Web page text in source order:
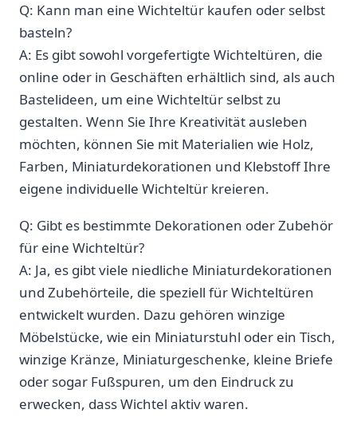
Q: ⁢Kann ⁣man eine Wichteltür kaufen oder⁢ selbst
basteln?
A: Es gibt sowohl ⁤vorgefertigte ⁣Wichteltüren, ⁢die
online oder⁤ in ⁣Geschäften erhältlich sind,⁣ als auch
Bastelideen, um‌ eine‍ Wichteltür selbst zu
gestalten. ‍Wenn Sie Ihre Kreativität ​ausleben
möchten, können ⁤Sie mit Materialien wie Holz,
‌Farben, Miniaturdekorationen und Klebstoff⁣ Ihre
eigene individuelle Wichteltür kreieren.
Q: Gibt es ⁤bestimmte Dekorationen oder Zubehör
⁣für eine Wichteltür?
A:‍ Ja,⁤ es gibt viele niedliche Miniaturdekorationen
und Zubehörteile, die speziell für Wichteltüren
entwickelt wurden. Dazu gehören winzige
Möbelstücke,‍ wie ein Miniaturstuhl oder ein Tisch,
winzige Kränze, Miniaturgeschenke, kleine Briefe
oder sogar Fußspuren, um den Eindruck zu
erwecken, ⁢dass Wichtel aktiv waren.